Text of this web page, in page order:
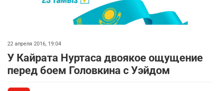
22 апреля 2016, 19:04
У Кайрата Нуртаса двоякое ощущение
перед боем Головкина с Уэйдом